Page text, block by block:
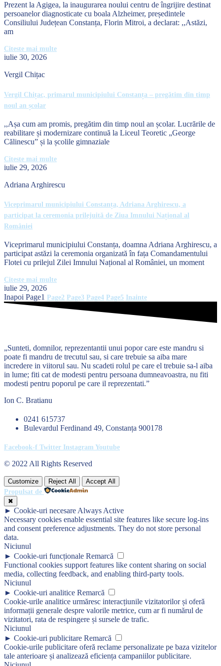
Prezent la Agigea, la inaugurarea noului centru de îngrijire destinat
persoanelor diagnosticate cu boala Alzheimer, președintele
Consiliului Județean Constanța, Florin Mitroi, a declarat: ,,Astăzi,
am
Citeste mai multe
iulie 30, 2026
Vergil Chițac
Vergil Chițac, primarul municipiului Constanța – pregătim din timp
noul an școlar
,,Așa cum am promis, pregătim din timp noul an școlar. Lucrările de
reabilitare și modernizare continuă la Liceul Teoretic „George
Călinescu” și la școlile gimnaziale
Citeste mai multe
iulie 29, 2026
Adriana Arghirescu
Viceprimarul municipiului Constanța, Adriana Arghirescu, a
participat la ceremonia prilejuită de Ziua Imnului Național al
României
Viceprimarul municipiului Constanța, doamna Adriana Arghirescu, a
participat astăzi la ceremonia organizată în fața Comandamentului
Flotei cu prilejul Zilei Imnului Național al României, un moment
Citeste mai multe
iulie 29, 2026
Inapoi Page1 Page2 Page3 Page4 Page5 Inainte
„Sunteti, domnilor, reprezentantii unui popor care este mandru si
poate fi mandru de trecutul sau, si care trebuie sa aiba mare
incredere in viitorul sau. Nu scadeti rolul pe care el trebuie sa-l aiba
in lume; fiti cat de modesti pentru persoana dumneavoastra, nu fiti
modesti pentru poporul pe care il reprezentati.”
Ion C. Bratianu
0241 615737
Bulevardul Ferdinand 49, Constanța 900178
Facebook-f Twitter Instagram Youtube
© 2022 All Rights Reserved
Customize Reject All Accept All
Propulsat de
✖
► Cookie-uri necesare Always Active
Necessary cookies enable essential site features like secure log-ins
and consent preference adjustments. They do not store personal
data.
Niciunul
► Cookie-uri funcționale Remarcă
Functional cookies support features like content sharing on social
media, collecting feedback, and enabling third-party tools.
Niciunul
► Cookie-uri analitice Remarcă
Cookie-urile analitice urmăresc interacțiunile vizitatorilor și oferă
informații generale despre valorile metrice, cum ar fi numărul de
vizitatori, rata de respingere și sursele de trafic.
Niciunul
► Cookie-uri publicitare Remarcă
Cookie-urile publicitare oferă reclame personalizate pe baza vizitelor
tale anterioare și analizează eficiența campaniilor publicitare.